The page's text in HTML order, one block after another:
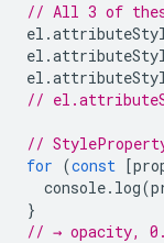
// All 3 of
el .
el .
el .
//
//
for (const [
console. log(
}
// → opacity,